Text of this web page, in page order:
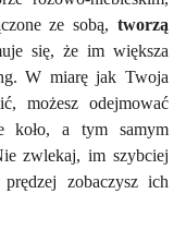
ze sobą,tworzą
się, że im większa
W miarę jak Twoja
możesz odejmować
koło, a tym samym
zwlekaj, im szybciej
zobaczysz ich